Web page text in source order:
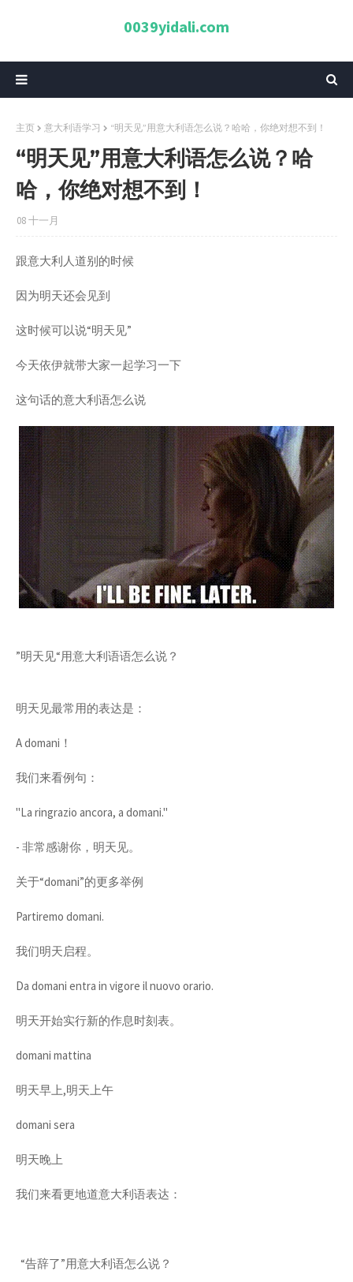
0039yidali.com
主页 意大利语学习 “明天见”用意大利语怎么说？哈哈，你绝对想不到！
“明天见”用意大利语怎么说？哈
哈，你绝对想不到！
08 十一月
跟意大利人道别的时候
因为明天还会见到
这时候可以说“明天见”
今天依伊就带大家一起学习一下
这句话的意大利语怎么说
”明天见“用意大利语语怎么说？
明天见最常用的表达是：
A domani！
我们来看例句：
"La ringrazio ancora, a domani."
- 非常感谢你，明天见。
关于“domani”的更多举例
Partiremo domani.
我们明天启程。
Da domani entra in vigore il nuovo orario.
明天开始实行新的作息时刻表。
domani mattina
明天早上,明天上午
domani sera
明天晚上
我们来看更地道意大利语表达：
“告辞了”用意大利语怎么说？